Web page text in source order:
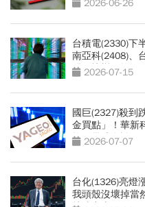
2026-06-26
台積電(2330)下
南亞科(2408)、
股」快彎腰撿
2026-07-15
國巨(2327)殺到
金買點」！華新
抱到幾時全說了
2026-07-07
台化(1326)亮燈
我頭殼沒壞掉當